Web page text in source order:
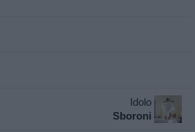
Idolo
Sboroni